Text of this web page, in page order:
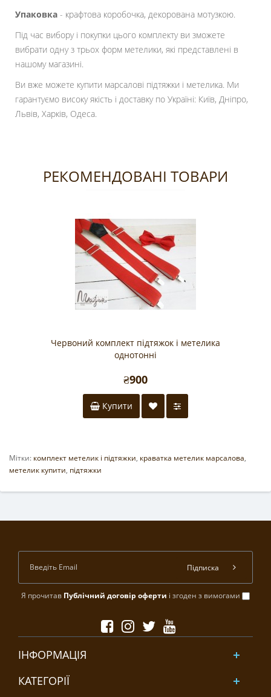
Упаковка - крафтова коробочка, декорована мотузкою.
Під час вибору і покупки цього комплекту ви зможете
вибрати одну з трьох форм метелики, які представлені в
нашому магазині.
Ви вже можете купити марсалові підтяжки і метелика. Ми
гарантуємо високу якість і доставку по Україні: Київ, Дніпро,
Львів, Харків, Одеса.
РЕКОМЕНДОВАНІ ТОВАРИ
Червоний комплект підтяжок і метелика
однотонні
₴900
Купити
Мітки: комплект метелик і підтяжки, краватка метелик марсалова,
метелик купити, підтяжки
Я прочитав Публічний договір оферти і згоден з вимогами
Підписка
ІНФОРМАЦІЯ
КАТЕГОРІЇ